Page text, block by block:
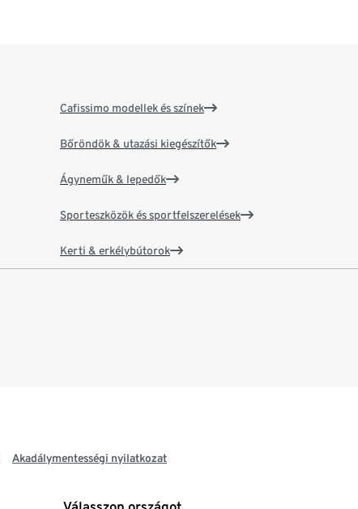
Cafissimo modellek és színek
Bőröndök & utazási kiegészítők
Ágyneműk & lepedők
Sporteszközök és sportfelszerelések
Kerti & erkélybútorok
Akadálymentességi nyilatkozat